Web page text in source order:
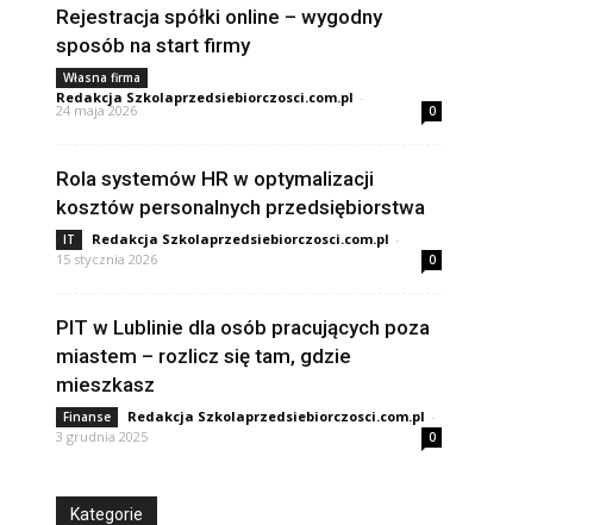
Rejestracja spółki online – wygodny
sposób na start firmy
Własna firma
Redakcja Szkolaprzedsiebiorczosci.com.pl -
24 maja 2026 0
Rola systemów HR w optymalizacji
kosztów personalnych przedsiębiorstwa
IT Redakcja Szkolaprzedsiebiorczosci.com.pl -
15 stycznia 2026
0
PIT w Lublinie dla osób pracujących poza
miastem – rozlicz się tam, gdzie
mieszkasz
Finanse Redakcja Szkolaprzedsiebiorczosci.com.pl -
3 grudnia 2025
0
Kategorie